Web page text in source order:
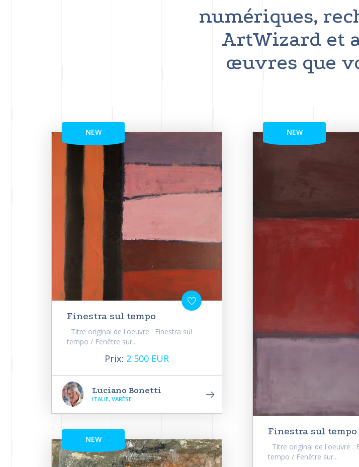
numériques,
ArtWizard et
œuvres que
NEW
Finestra sul tempo
Titre original de l'oeuvre : Finestra sul
tempo / Fenêtre sur...
Prix: 2 500 EUR
Luciano Bonetti
ITALIE, VARÈSE
NEW
NEW
Finestra sul tempo
Titre original de l'oeuvre :
tempo / Fenêtre sur...